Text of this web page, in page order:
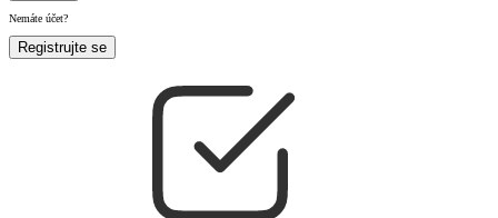
Nemáte účet?
Registrujte se